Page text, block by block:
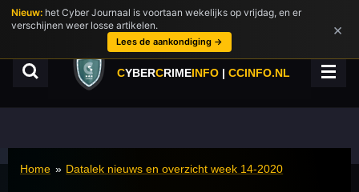
Ga
direct
hoofdinhoud
CYBERCRIMEINFO | CCINFO.NL
Home » Datalek nieuws en overzicht week 14-2020
Nieuw: het Cyber Journaal is voortaan wekelijks op vrijdag, en er
verschijnen weer losse artikelen.
Lees de aankondiging →
×